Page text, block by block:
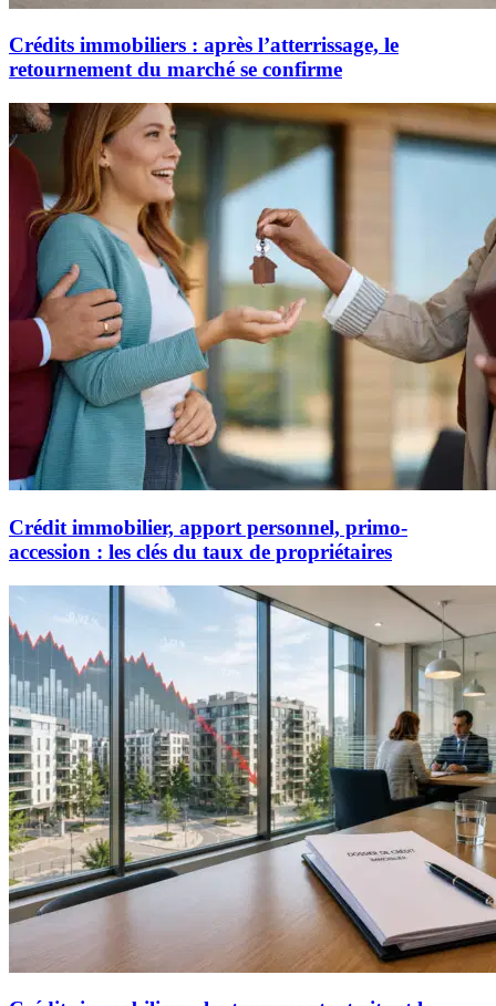
Crédits immobiliers : après l’atterrissage, le
retournement du marché se confirme
Crédit immobilier, apport personnel, primo-
accession : les clés du taux de propriétaires